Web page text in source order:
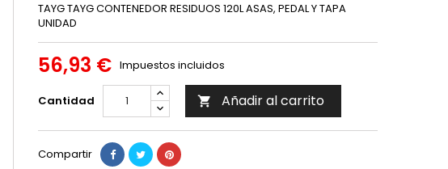
TAYG TAYG CONTENEDOR RESIDUOS 120L ASAS, PEDAL Y TAPA
UNIDAD
56,93 € Impuestos incluidos
Cantidad  Añadir al carrito
Compartir